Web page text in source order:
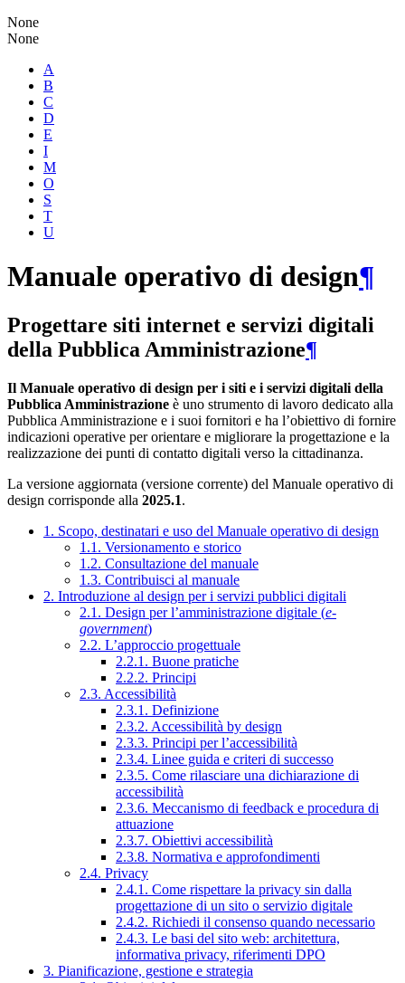
None
None
A
B
C
D
E
I
M
O
S
T
U
Manuale operativo di design¶
Progettare siti internet e servizi digitali
della Pubblica Amministrazione¶
Il Manuale operativo di design per i siti e i servizi digitali della
Pubblica Amministrazione è uno strumento di lavoro dedicato alla
Pubblica Amministrazione e i suoi fornitori e ha l’obiettivo di fornire
indicazioni operative per orientare e migliorare la progettazione e la
realizzazione dei punti di contatto digitali verso la cittadinanza.
La versione aggiornata (versione corrente) del Manuale operativo di
design corrisponde alla 2025.1.
1. Scopo, destinatari e uso del Manuale operativo di design
1.1. Versionamento e storico
1.2. Consultazione del manuale
1.3. Contribuisci al manuale
2. Introduzione al design per i servizi pubblici digitali
2.1. Design per l’amministrazione digitale (e-
government)
2.2. L’approccio progettuale
2.2.1. Buone pratiche
2.2.2. Principi
2.3. Accessibilità
2.3.1. Definizione
2.3.2. Accessibilità by design
2.3.3. Principi per l’accessibilità
2.3.4. Linee guida e criteri di successo
2.3.5. Come rilasciare una dichiarazione di
accessibilità
2.3.6. Meccanismo di feedback e procedura di
attuazione
2.3.7. Obiettivi accessibilità
2.3.8. Normativa e approfondimenti
2.4. Privacy
2.4.1. Come rispettare la privacy sin dalla
progettazione di un sito o servizio digitale
2.4.2. Richiedi il consenso quando necessario
2.4.3. Le basi del sito web: architettura,
informativa privacy, riferimenti DPO
3. Pianificazione, gestione e strategia